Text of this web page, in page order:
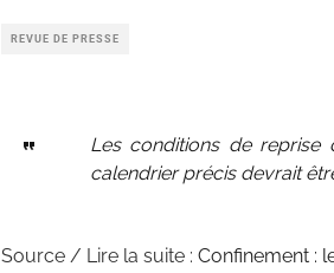
REVUE DE PRESSE
Les conditions de reprise
calendrier précis devrait
Source / Lire la suite : Confinement :